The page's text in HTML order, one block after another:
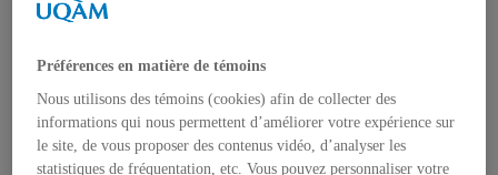
Bourses et prix
Dans les médias
Préférences en matière de témoins
Nous utilisons des témoins (cookies) afin de collecter des
informations qui nous permettent d’améliorer votre expérience sur
le site, de vous proposer des contenus vidéo, d’analyser les
statistiques de fréquentation, etc. Vous pouvez personnaliser votre